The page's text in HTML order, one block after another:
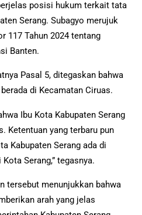
posisi hukum terkait tata
Serang. Subagyo merujuk
117 Tahun 2024 tentang
Banten.
Pasal 5, ditegaskan bahwa
di Kecamatan Ciruas.
Ibu Kota Kabupaten Serang
Ketentuan yang terbaru pun
Kabupaten Serang ada di
Serang,” tegasnya.
tersebut menunjukkan bahwa
arah yang jelas